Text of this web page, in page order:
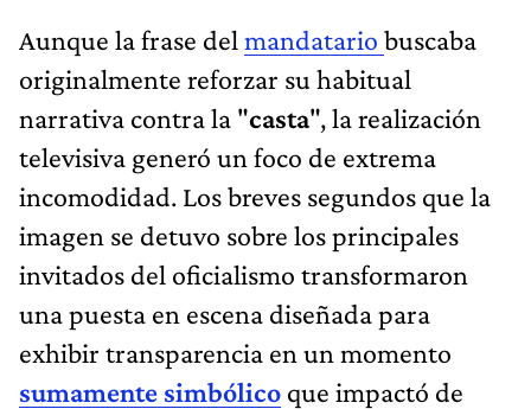
Aunque la frase del mandatario buscaba
originalmente reforzar su habitual
narrativa contra la "casta", la realización
televisiva generó un foco de extrema
incomodidad. Los breves segundos que la
imagen se detuvo sobre los principales
invitados del oficialismo transformaron
una puesta en escena diseñada para
exhibir transparencia en un momento
sumamente simbólico que impactó de